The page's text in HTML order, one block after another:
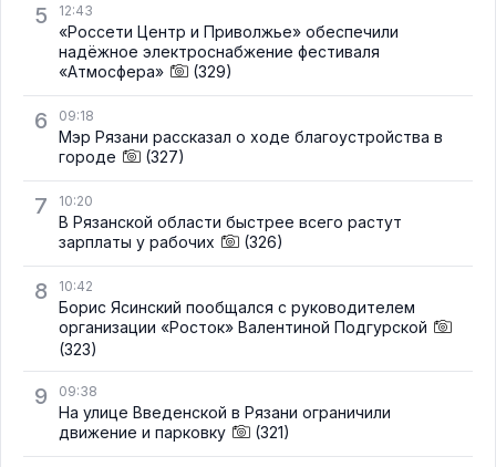
5 12:43
«Россети Центр и Приволжье» обеспечили
надёжное электроснабжение фестиваля
«Атмосфера»
(329)
6 09:18
Мэр Рязани рассказал о ходе благоустройства в
городе
(327)
7 10:20
В Рязанской области быстрее всего растут
зарплаты у рабочих
(326)
8 10:42
Борис Ясинский пообщался с руководителем
организации «Росток» Валентиной Подгурской
(323)
9 09:38
На улице Введенской в Рязани ограничили
движение и парковку
(321)